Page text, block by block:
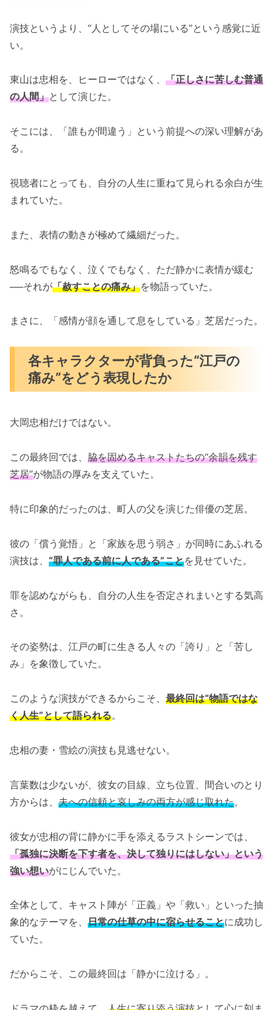
演技というより、“人としてその場にいる”という感覚に近
い。
東山は忠相を、ヒーローではなく、 「正しさに苦しむ普通
の人間」として演じた。
そこには、「誰もが間違う」という前提への深い理解があ
る。
視聴者にとっても、自分の人生に重ねて見られる余白が生
まれていた。
また、表情の動きが極めて繊細だった。
怒鳴るでもなく、泣くでもなく、ただ静かに表情が緩む
──それが「赦すことの痛み」を物語っていた。
まさに、「感情が顔を通して息をしている」芝居だった。
各キャラクターが背負った“江戸の
痛み”をどう表現したか
大岡忠相だけではない。
この最終回では、 脇を固めるキャストたちの“余韻を残す
芝居”が物語の厚みを支えていた。
特に印象的だったのは、町人の父を演じた俳優の芝居。
彼の「償う覚悟」と「家族を思う弱さ」が同時にあふれる
演技は、 “罪人である前に人である”ことを見せていた。
罪を認めながらも、自分の人生を否定されまいとする気高
さ。
その姿勢は、江戸の町に生きる人々の「誇り」と「苦し
み」を象徴していた。
このような演技ができるからこそ、 最終回は“物語ではな
く人生”として語られる。
忠相の妻・雪絵の演技も見逃せない。
言葉数は少ないが、彼女の目線、立ち位置、間合いのとり
方からは、 夫への信頼と哀しみの両方が感じ取れた。
彼女が忠相の背に静かに手を添えるラストシーンでは、
「孤独に決断を下す者を、決して独りにはしない」という
強い想いがにじんでいた。
全体として、キャスト陣が「正義」や「救い」といった抽
象的なテーマを、 日常の仕草の中に宿らせることに成功し
ていた。
だからこそ、この最終回は「静かに泣ける」。